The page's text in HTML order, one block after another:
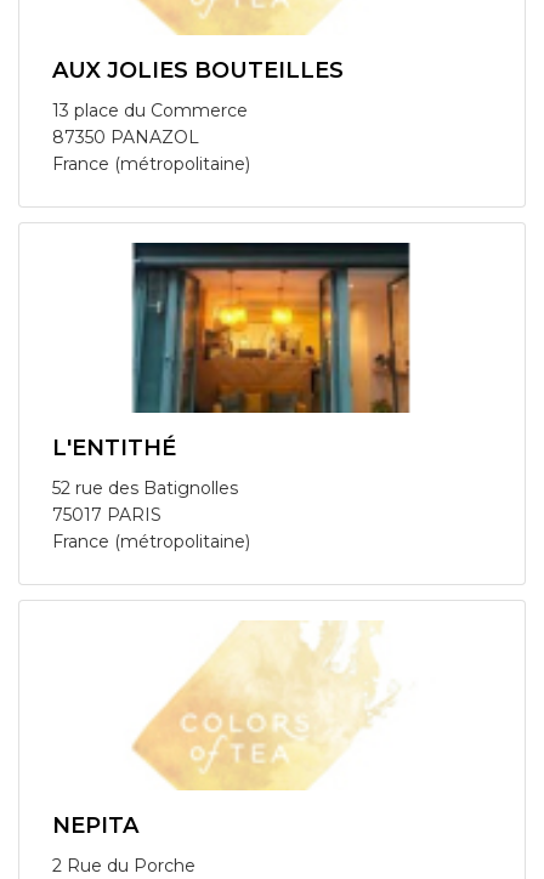
AUX JOLIES BOUTEILLES
13 place du Commerce
87350 PANAZOL
France (métropolitaine)
L'ENTITHÉ
52 rue des Batignolles
75017 PARIS
France (métropolitaine)
NEPITA
2 Rue du Porche